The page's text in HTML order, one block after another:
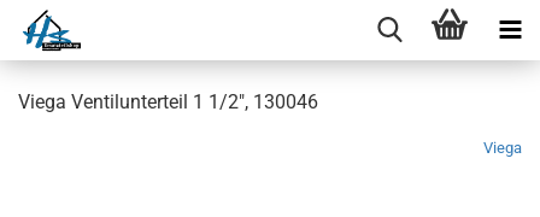
Viega Ventilunterteil 1 1/2", 130046
Viega